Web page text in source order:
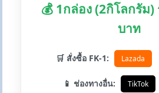
💰 1กล่อง (2กิโลกรัม)
บาท
🛒 สั่งซื้อ FK-1: Lazada
📱 ช่องทางอื่น: TikTok